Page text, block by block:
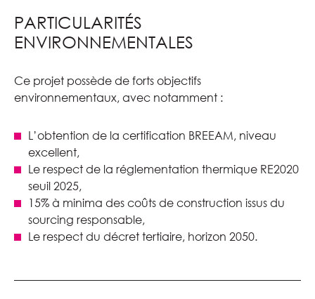
PARTICULARITÉS
ENVIRONNEMENTALES
Ce projet possède de forts objectifs
environnementaux, avec notamment :
L’obtention de la certification BREEAM, niveau
excellent,
Le respect de la réglementation thermique RE2020
seuil 2025,
15% à minima des coûts de construction issus du
sourcing responsable,
Le respect du décret tertiaire, horizon 2050.